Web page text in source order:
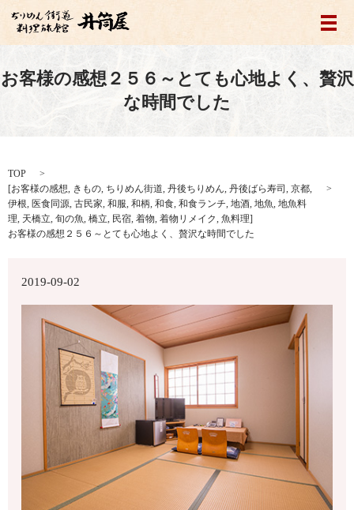
メ
お客様の感想２５６～とても心地よく、贅沢
な時間でした
TOP
[お客様の感想, きもの, ちりめん街道, 丹後ちりめん, 丹後ばら寿司 , 京都,
伊根, 医食同源, 古民家, 和服, 和柄, 和食, 和食ランチ, 地酒, 地魚, 地魚料
理, 天橋立, 旬の魚, 橋立, 民宿, 着物, 着物リメイク, 魚料理]
お客様の感想２５６～とても心地よく、贅沢な時間でした
2019-09-02